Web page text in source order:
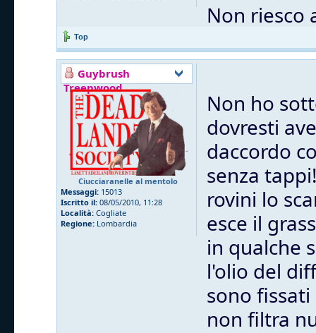
Non riesco
Top
Guybrush
Treepwood
Ciucciaranelle al mentolo
Messaggi: 15013
Iscritto il: 08/05/2010, 11:28
Località: Cogliate
Regione: Lombardia
Non ho
dovresti
daccordo
senza
rovini lo
esce il
in qualche
l'olio del
sono
non filtra